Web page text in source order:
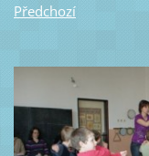
Předchozí